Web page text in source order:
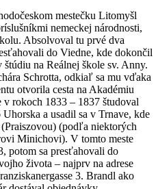
mestečku Litomyšl
nemeckej národnosti,
Absolvoval tu prvé dva
do Viedne, kde dokončil
na Reálnej škole sv. Anny.
Schrotta, odkiaľ sa mu vďaka
otvorila cesta na Akadémiu
rokoch 1833 – 1837 študoval
a usadil sa v Trnave, kde
(podľa niektorých
Minichovi). V tomto meste
potom sa presťahovali do
života – najprv na adrese
3. Brandl ako